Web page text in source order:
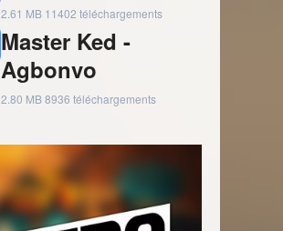
2.61 MB 11402 téléchargements
Master Ked -
Agbonvo
2.80 MB8936 téléchargements